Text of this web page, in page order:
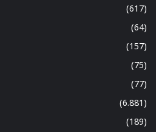
(617)
(64)
(157)
(75)
(77)
(6.881)
(189)